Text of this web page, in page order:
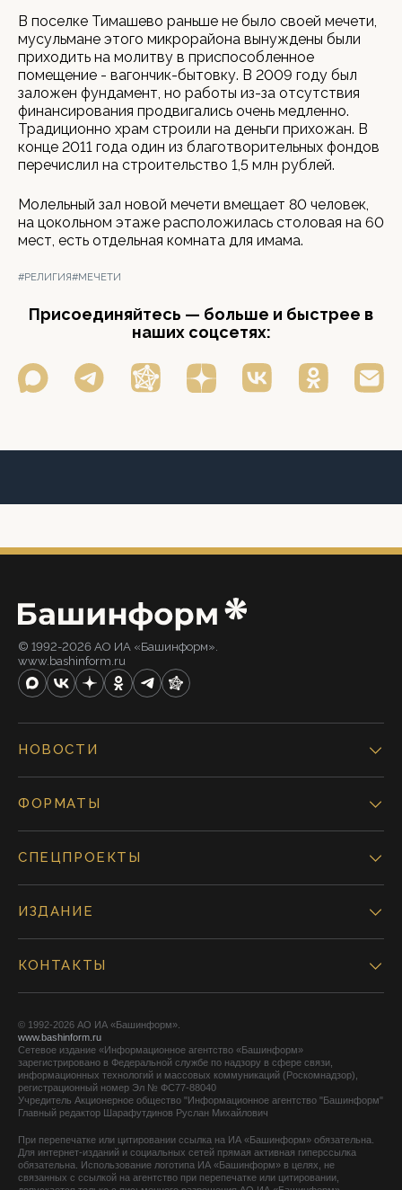
В поселке Тимашево раньше не было своей мечети,
мусульмане этого микрорайона вынуждены были
приходить на молитву в приспособленное
помещение - вагончик-бытовку. В 2009 году был
заложен фундамент, но работы из-за отсутствия
финансирования продвигались очень медленно.
Традиционно храм строили на деньги прихожан. В
конце 2011 года один из благотворительных фондов
перечислил на строительство 1,5 млн рублей.
Молельный зал новой мечети вмещает 80 человек,
на цокольном этаже расположилась столовая на 60
мест, есть отдельная комната для имама.
#РЕЛИГИЯ#МЕЧЕТИ
Присоединяйтесь — больше и быстрее в
наших соцсетях:
© 1992-2026 АО ИА «Башинформ».
www.bashinform.ru
НОВОСТИ
ФОРМАТЫ
СПЕЦПРОЕКТЫ
ИЗДАНИЕ
КОНТАКТЫ
© 1992-2026 АО ИА «Башинформ».
www.bashinform.ru
Сетевое издание «Информационное агентство «Башинформ»
зарегистрировано в Федеральной службе по надзору в сфере связи,
информационных технологий и массовых коммуникаций (Роскомнадзор),
регистрационный номер Эл № ФС77-88040
Учредитель Акционерное общество "Информационное агентство "Башинформ"
Главный редактор Шарафутдинов Руслан Михайлович
При перепечатке или цитировании ссылка на ИА «Башинформ» обязательна.
Для интернет-изданий и социальных сетей прямая активная гиперссылка
обязательна. Использование логотипа ИА «Башинформ» в целях, не
связанных с ссылкой на агентство при перепечатке или цитировании,